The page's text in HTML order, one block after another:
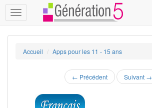
Toggle
navigation
Accueil Apps pour les 11 - 15 ans
← Précédent Suivant →